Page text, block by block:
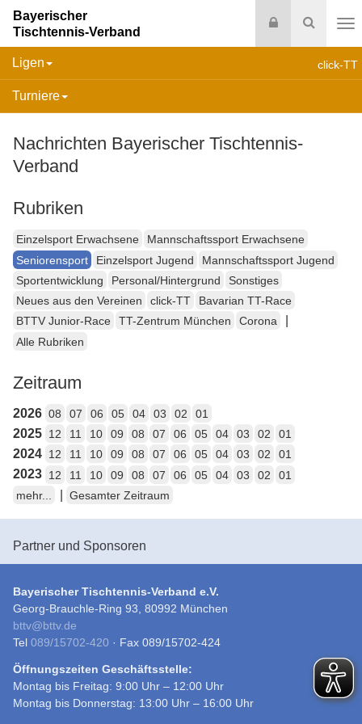
Suche
Login
Bayerischer
Tischtennis-Verband
click-TT
Ligen
Turniere
Nachrichten Bayerischer Tischtennis-
Verband
Rubriken
Einzelsport Erwachsene
Mannschaftssport Erwachsene
Seniorensport
Einzelsport Jugend
Mannschaftssport Jugend
Sportentwicklung
Personal/Hintergrund
Sonstiges
Neues aus den Vereinen
click-TT
Bavarian TT-Race
BTTV Junior-Race
TT-Zentrum München Corona
Alle Rubriken
Zeitraum
2026 08 07 06 05 04 03 02 01
2025 12 11 10 09 08 07 06 05 04 03 02 01
2024 12 11 10 09 08 07 06 05 04 03 02 01
2023 12 11 10 09 08 07 06 05 04 03 02
01
mehr...
Gesamter Zeitraum
Partner und Sponsoren
Bayerischer Tischtennis-Verband e.V.
Georg-Brauchle-Ring 93, 80992 München
bttv@bttv.de
Tel 089/15702-420 · Fax 089/15702-424
Öffnungszeiten Geschäftsstelle:
Montag bis Freitag: 9:00 Uhr – 12:00 Uhr
Montag bis Donnerstag: 13:00 Uhr – 16:00 Uhr